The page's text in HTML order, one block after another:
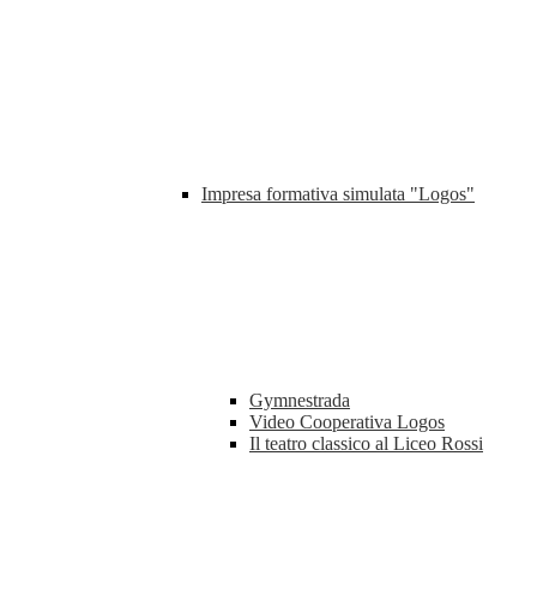
Impresa formativa simulata "Logos"
Gymnestrada
Video Cooperativa Logos
Il teatro classico al Liceo Rossi